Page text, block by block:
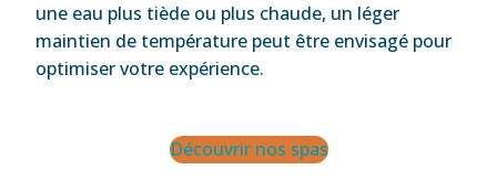
une eau plus tiède ou plus chaude, un léger
maintien de température peut être envisagé pour
optimiser votre expérience.
Découvrir nos spas